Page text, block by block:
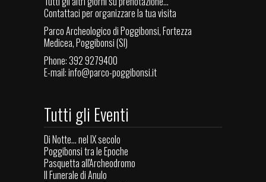
Contattaci per organizzare la tua visita
Parco Archeologico di Poggibonsi, Fortezza
Medicea, Poggibonsi (SI)
Phone: 392 9279400
E-mail:info@parco-poggibonsi.it
Tutti gli Eventi
Di Notte... nel IX secolo
Poggibonsi tra le Epoche
Pasquetta all'Archeodromo
Il Funerale di Anulo